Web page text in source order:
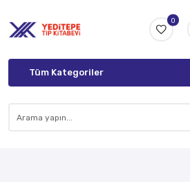
0
Tüm Kategoriler